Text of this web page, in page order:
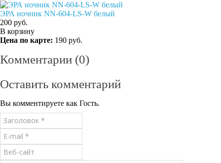
ЭРА ночник NN-604-LS-W белый
200 руб.
В корзину
Цена по карте: 190 руб.
Комментарии (0)
Оставить комментарий
Вы комментируете как Гость.